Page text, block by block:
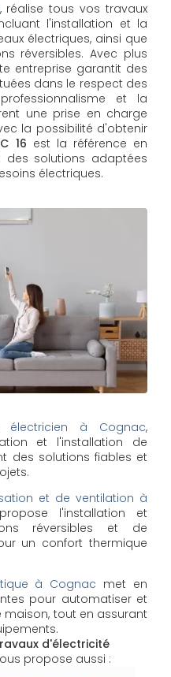
, réalise tous vos travaux
l'installation et la
électriques, ainsi que
réversibles. Avec plus
entreprise garantit des
dans le respect des
et la
une prise en charge
la possibilité d'obtenir
16 est la référence en
des solutions adaptées
électriques.
électricien à Cognac,
et l'installation de
des solutions fiables et
et de ventilation à
l'installation et
réversibles et de
un confort thermique
à Cognac met en
pour automatiser et
tout en assurant
d'électricité
propose aussi :